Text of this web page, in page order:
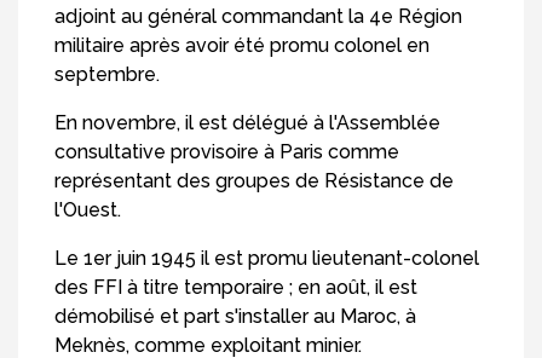
adjoint au général commandant la 4e Région
militaire après avoir été promu colonel en
septembre.
En novembre, il est délégué à l'Assemblée
consultative provisoire à Paris comme
représentant des groupes de Résistance de
l'Ouest.
Le 1er juin 1945 il est promu lieutenant-colonel
des FFI à titre temporaire ; en août, il est
démobilisé et part s'installer au Maroc, à
Meknès, comme exploitant minier.